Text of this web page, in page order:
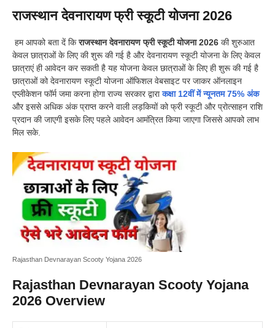
राजस्थान देवनारायण फ्री स्कूटी योजना 2026
हम आपको बता दें किराजस्थान देवनारायण फ्री स्कूटी योजना 2026 की शुरुआत
केवल छात्राओं के लिए की शुरू की गई है और देवनारायण स्कूटी योजना के लिए केवल
छात्राएं ही आवेदन कर सकती है यह योजना केवल छात्राओं के लिए ही शुरू की गई है
छात्राओं को देवनारायण स्कूटी योजना ऑफिशल वेबसाइट पर जाकर ऑनलाइन
एप्लीकेशन फॉर्म जमा करना होगा राज्य सरकार द्वाराकक्षा 12वीं में न्यूनतम 75% अंक
और इससे अधिक अंक प्राप्त करने वाली लड़कियों को फ्री स्कूटी और प्रोत्साहन राशि
प्रदान की जाएगी इसके लिए पहले आवेदन आमंत्रित किया जाएगा जिससे आपको लाभ
मिल सके.
Rajasthan Devnarayan Scooty Yojana 2026
Rajasthan Devnarayan Scooty Yojana
2026 Overview